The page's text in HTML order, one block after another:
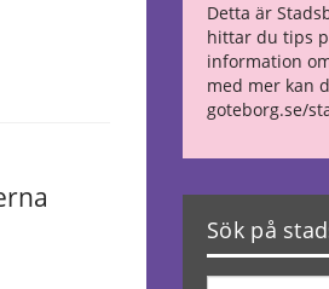
Detta är
hittar du tips
information
med mer kan
goteborg.se/
Sök på